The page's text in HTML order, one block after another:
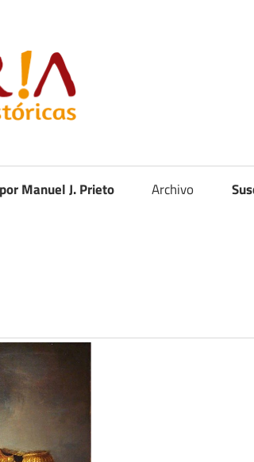
Manuel J. Prieto Archivo